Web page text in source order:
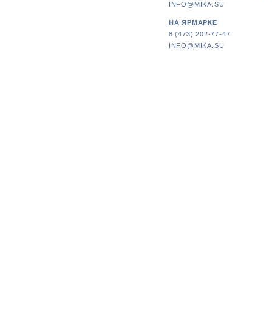
INFO@MIKA.SU
НА ЯРМАРКЕ
8 (473) 202-77-47
INFO@MIKA.SU